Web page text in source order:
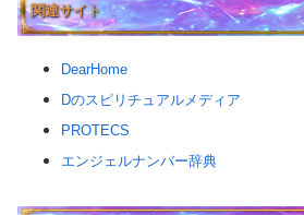
関連サイト
DearHome
Dのスピリチュアルメディア
PROTECS
エンジェルナンバー辞典